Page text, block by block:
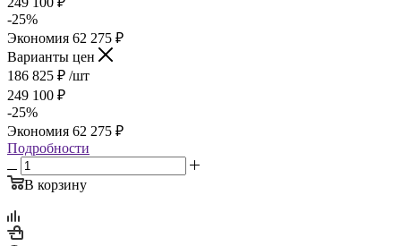
-25%
Экономия 62 275 ₽
Варианты цен
186 825 ₽ /шт
249 100 ₽
-25%
Экономия 62 275 ₽
Подробности
В корзину